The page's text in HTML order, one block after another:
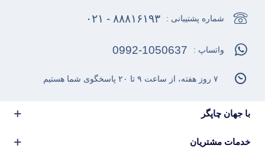
با جهان چاپگر
خدمات مشتریان
شماره پشتیبانی : ۸۸۸۱۶۱۹۳ - ۰۲۱
واتساپ : 0992-1050637
۷ روز هفته، از ساعت ۹ تا ۲۰ پاسخگوی شما هستیم